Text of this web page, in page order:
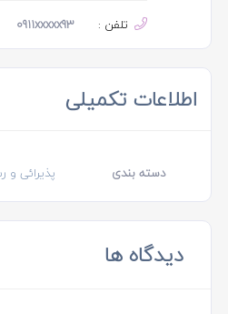
تلفن : 0911xxxxx93
اطلاعات تکمیلی
دسته بندی پذیرائی و
دیدگاه ها